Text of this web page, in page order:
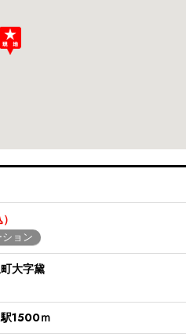
ョン
大字黛
1500ｍ